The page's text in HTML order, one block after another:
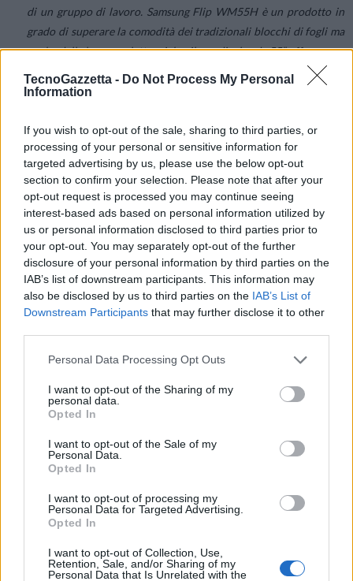
TecnoGazzetta - Do Not Process My Personal
Information
If you wish to opt-out of the sale, sharing to third parties, or
processing of your personal or sensitive information for
targeted advertising by us, please use the below opt-out
section to confirm your selection. Please note that after your
opt-out request is processed you may continue seeing
interest-based ads based on personal information utilized by
us or personal information disclosed to third parties prior to
your opt-out. You may separately opt-out of the further
disclosure of your personal information by third parties on the
IAB’s list of downstream participants. This information may
also be disclosed by us to third parties on the IAB’s List of
Downstream Participants that may further disclose it to other
Personal Data Processing Opt Outs
I want to opt-out of the Sharing of my
personal data.
Opted In
I want to opt-out of the Sale of my
Personal Data.
Opted In
I want to opt-out of processing my
Personal Data for Targeted Advertising.
Opted In
I want to opt-out of Collection, Use,
Retention, Sale, and/or Sharing of my
Personal Data that Is Unrelated with the
di un gruppo di lavoro. Samsung Flip WM55H è un prodotto in
grado di superare la comodità dei tradizionali blocchi di fogli ma
anche delle lavagne elettroniche, il suo display da 55” offre nuove
opportunità per generare idee che cambieranno il mondo, pur
mantenendo tutta la familiarità del gesto della scrittura.
Mobilità:Samsung guida il passaggio verso le reti 5G, destinate a
dar vita a un gruppo totalmente nuovo di esperienze in
connessione, grazie alla collaborazione – finalizzata alla
realizzazione dei primi test di una connettività 5G fino a 100 volte
più veloce della 4G LTE oggi disponibile sui telefoni – con alcuni
dei principali operatori mondiali nel settore. Grazie alla
connettività 5G, Samsung ha potuto presentare la propria visione
per una guida più sicura e più efficiente. Il Samsung Digital
Cockpit combina connettività 4G LTE e 5G con gli eccezionali
display Samsung per nuove esperienze di connessioni che
stili di vita sempre connessi, integrando anche Bixby per il
controllo con la voce. La Telematics Control Unit (TCU) può
comunicazione tra veicoli, ponendo le basi per migliori soluzioni
di guida autonoma.